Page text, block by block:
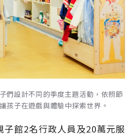
們設計不同的季度主題活動，依照節
孩子在遊戲與體驗中探索世界。
子館2名行政人員及20萬元服